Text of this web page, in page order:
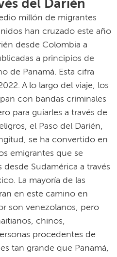
del Darién
millón de migrantes
han cruzado este año
desde Colombia a
a principios de
de Panamá. Esta cifra
A lo largo del viaje, los
con bandas criminales
para guiarles a través de
el Paso del Darién,
se ha convertido en
emigrantes que se
desde Sudamérica a través
La mayoría de las
en este camino en
son venezolanos, pero
chinos,
procedentes de
tan grande que Panamá,